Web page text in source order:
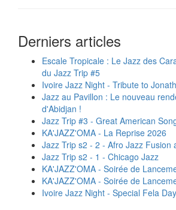
Derniers articles
Escale Tropicale : Le Jazz des
du Jazz Trip #5
Ivoire Jazz Night - Tribute to
Jazz au Pavillon : Le nouveau
d'Abidjan !
Jazz Trip #3 - Great American
KA'JAZZ'OMA - La Reprise 2026
Jazz Trip s2 - 2 - Afro Jazz Fusion
Jazz Trip s2 - 1 - Chicago Jazz
KA'JAZZ'OMA - Soirée de
KA'JAZZ'OMA - Soirée de
Ivoire Jazz Night - Special Fela